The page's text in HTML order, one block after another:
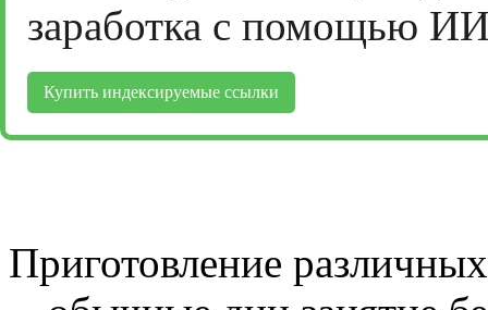
заработка с помощью
Купить индексируемые ссылки
Приготовление